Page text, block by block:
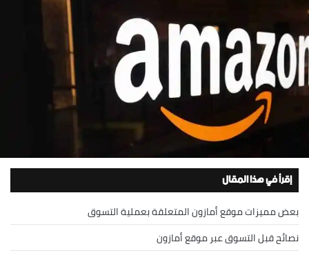
إقرأ في هذا المقال
بعض مميزات موقع أمازون المتعلقة بعملية التسوق
نصائح قبل التسوق عبر موقع أمازون